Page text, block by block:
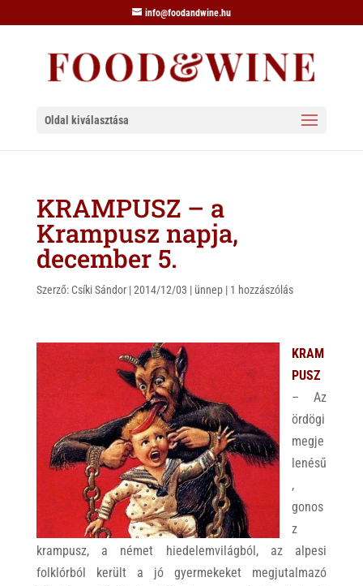
info@foodandwine.hu
Oldal kiválasztása
KRAMPUSZ – a
Krampusz napja,
december 5.
Szerző: Csíki Sándor|2014/12/03 | ünnep| 1 hozzászólás
KRAM
PUSZ
– Az
ördögi
megje
lenésű
,
gonos
z
krampusz, a német hiedelemvilágból, az alpesi
folklórból került a jó gyermekeket megjutalmazó